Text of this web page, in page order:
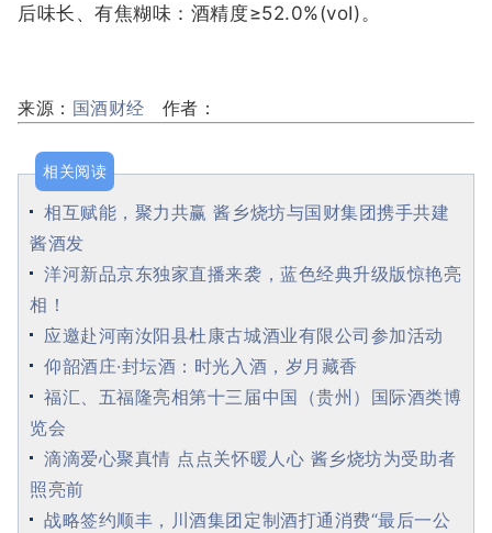
后味长、有焦糊味：酒精度≥52.0%(voI)。
来源： 国酒财经 作者：
相关阅读
相互赋能，聚力共赢 酱乡烧坊与国财集团携手共建
酱酒发
洋河新品京东独家直播来袭，蓝色经典升级版惊艳亮
相！
应邀赴河南汝阳县杜康古城酒业有限公司参加活动
仰韶酒庄·封坛酒：时光入酒，岁月藏香
福汇、五福隆亮相第十三届中国（贵州）国际酒类博
览会
滴滴爱心聚真情 点点关怀暖人心 酱乡烧坊为受助者
照亮前
战略签约顺丰，川酒集团定制酒打通消费“最后一公